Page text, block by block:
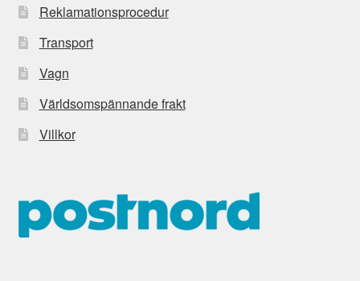
Reklamationsprocedur
Transport
Vagn
Världsomspännande frakt
Villkor